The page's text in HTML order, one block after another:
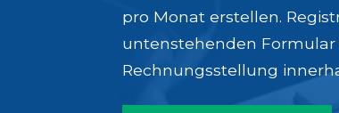
pro Monat erstellen.
untenstehenden Formular
Rechnungsstellung